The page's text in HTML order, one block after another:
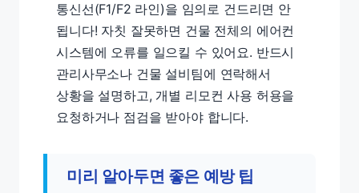
통신선(F1/F2 라인)을 임의로 건드리면 안
됩니다! 자칫 잘못하면 건물 전체의 에어컨
시스템에 오류를 일으킬 수 있어요. 반드시
관리사무소나 건물 설비팀에 연락해서
상황을 설명하고, 개별 리모컨 사용 허용을
요청하거나 점검을 받아야 합니다.
미리 알아두면 좋은 예방 팁